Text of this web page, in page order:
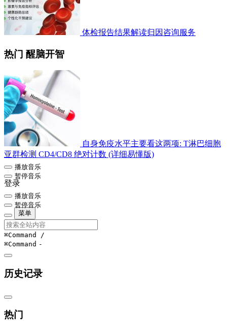
体检报告结果解读归因咨询服务
热门 醒脑开智
自身免疫水平主要看这两项: T淋巴细胞
亚群检测 CD4/CD8 绝对计数 (详细易懂版)
播放音乐
暂停音乐
登录
播放音乐
暂停音乐
菜单
⌘Command /
⌘Command -
历史记录
热门